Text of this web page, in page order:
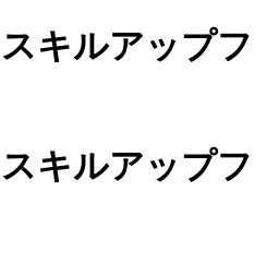
スキルアップフ
スキルアップフ